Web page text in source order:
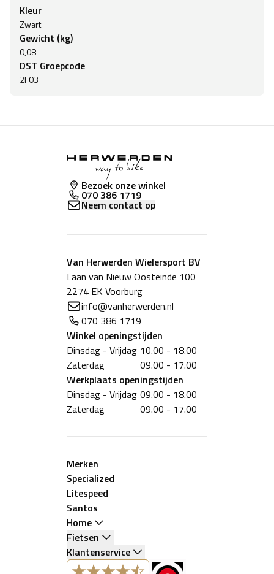
Kleur
Zwart
Gewicht (kg)
0,08
DST Groepcode
2F03
Bezoek onze winkel
070 386 1719
Neem contact op
Van Herwerden Wielersport BV
Laan van Nieuw Oosteinde 100
2274 EK Voorburg
info@vanherwerden.nl
070 386 1719
Winkel openingstijden
Dinsdag - Vrijdag 10.00 - 18.00
Zaterdag
09.00 - 17.00
Werkplaats openingstijden
Dinsdag - Vrijdag 09.00 - 18.00
Zaterdag
09.00 - 17.00
Merken
Specialized
Litespeed
Santos
Home
Fietsen
Klantenservice